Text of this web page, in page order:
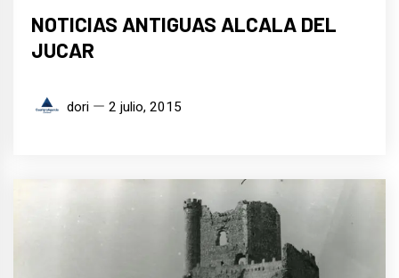
NOTICIAS ANTIGUAS ALCALA DEL
JUCAR
dori 2 julio, 2015